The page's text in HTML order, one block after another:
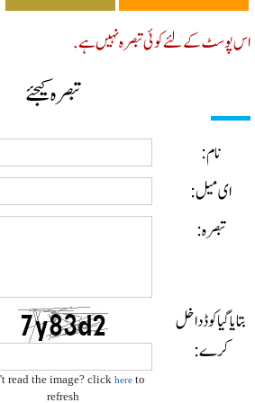
کے لئے کوئی تبصرہ نہیں ہے.
تبصرہ کیجئے
نام:
ای میل:
تبصرہ:
گیا کوڈ داخل
کرے:
read the image? clickhere
refresh